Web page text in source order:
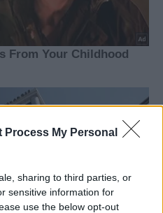
Process My Personal
sharing to third parties, or
sensitive information for
use the below opt-out